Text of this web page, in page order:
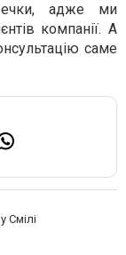
адже ми
компанії. А
саме
Смілі